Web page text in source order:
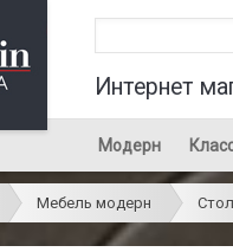
Интернет
Модерн
Мебель модерн